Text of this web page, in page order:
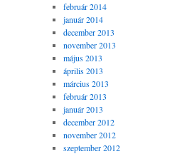
február 2014
január 2014
december 2013
november 2013
május 2013
április 2013
március 2013
február 2013
január 2013
december 2012
november 2012
szeptember 2012